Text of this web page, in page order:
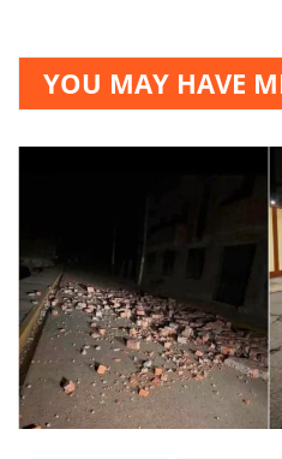
YOU MAY HAVE